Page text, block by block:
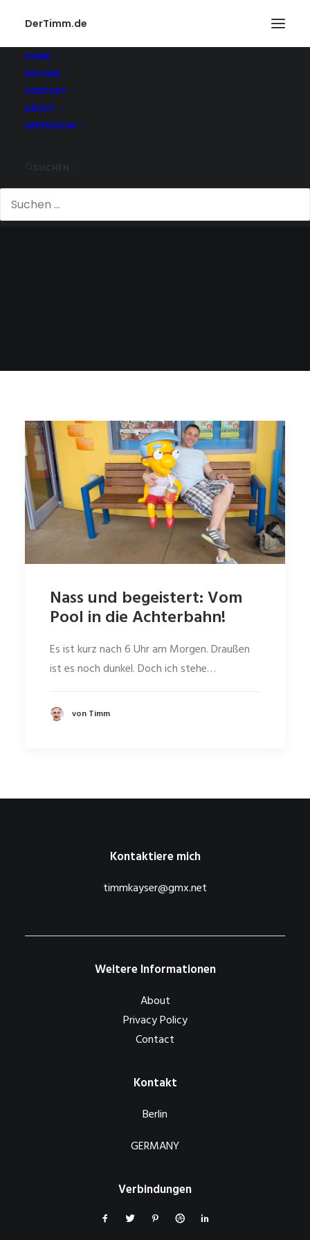
DerTimm.de
HOME
BÜCHER
KONTAKT
ABOUT
IMPRESSUM
Nass und begeistert: Vom
Pool in die Achterbahn!
Es ist kurz nach 6 Uhr am Morgen. Draußen
ist es noch dunkel. Doch ich stehe…
von Timm
Kontaktiere mich
timmkayser@gmx.net
Weitere Informationen
About
Privacy Policy
Contact
Kontakt
Berlin
GERMANY
Verbindungen